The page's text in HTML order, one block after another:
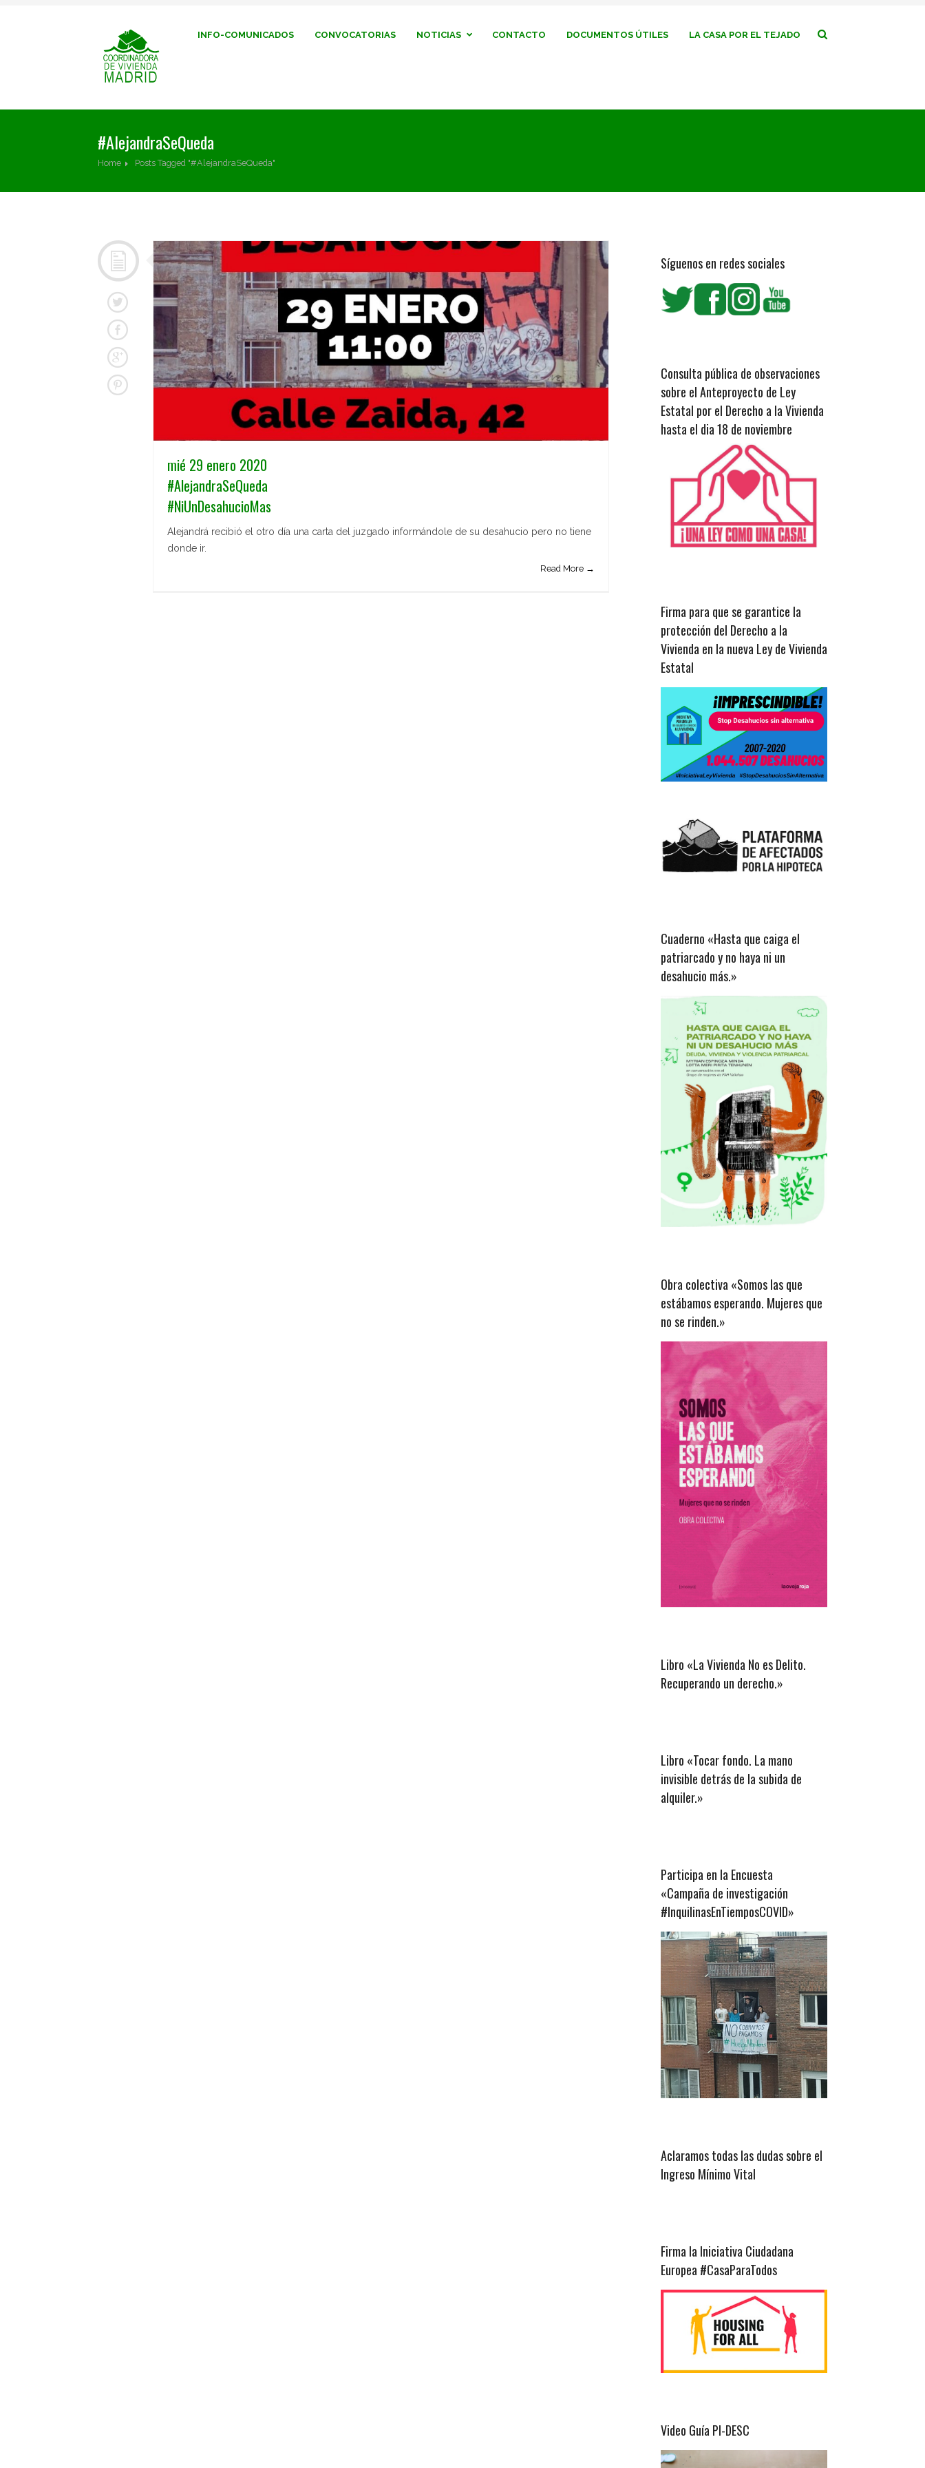
INFO-COMUNICADOS CONVOCATORIAS NOTICIAS CONTACTO DOCUMENTOS ÚTILES LA CASA POR EL TEJADO
#AlejandraSeQueda
Home Posts Tagged "#AlejandraSeQueda"
mié 29 enero 2020
#AlejandraSeQueda
#NiUnDesahucioMas
Alejandrá recibió el otro día una carta del juzgado informándole de su desahucio pero no tiene
donde ir.
Read More →
Síguenos en redes sociales
Consulta pública de observaciones
sobre el Anteproyecto de Ley
Estatal por el Derecho a la Vivienda
hasta el dia 18 de noviembre
Firma para que se garantice la
protección del Derecho a la
Vivienda en la nueva Ley de Vivienda
Estatal
Cuaderno «Hasta que caiga el
patriarcado y no haya ni un
desahucio más.»
Obra colectiva «Somos las que
estábamos esperando. Mujeres que
no se rinden.»
Libro «La Vivienda No es Delito.
Recuperando un derecho.»
Libro «Tocar fondo. La mano
invisible detrás de la subida de
alquiler.»
Participa en la Encuesta
«Campaña de investigación
#InquilinasEnTiemposCOVID»
Aclaramos todas las dudas sobre el
Ingreso Mínimo Vital
Firma la Iniciativa Ciudadana
Europea #CasaParaTodos
Video Guía PI-DESC